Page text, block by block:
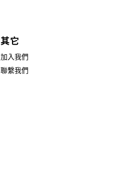
其它
加入我們
聯繫我們